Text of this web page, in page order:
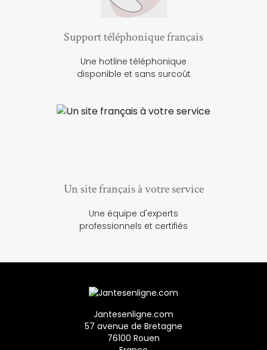
Support téléphonique français
Une hotline téléphonique
disponible et sans surcoût
Un site français à votre service
Une équipe d'experts
professionnels et certifiés
Jantesenligne.com
57 avenue de Bretagne
76100 Rouen